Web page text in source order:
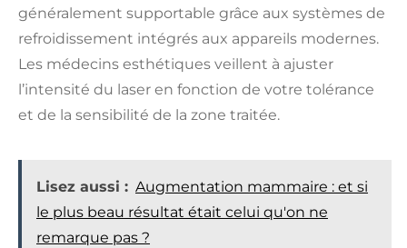
généralement supportable grâce aux systèmes de
refroidissement intégrés aux appareils modernes.
Les médecins esthétiques veillent à ajuster
l’intensité du laser en fonction de votre tolérance
et de la sensibilité de la zone traitée.
Lisez aussi : Augmentation mammaire : et si
le plus beau résultat était celui qu'on ne
remarque pas ?